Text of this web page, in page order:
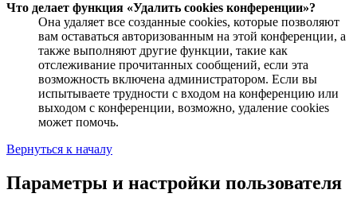
Что делает функция «Удалить cookies конференции»?
Она удаляет все созданные cookies, которые позволяют
вам оставаться авторизованным на этой конференции, а
также выполняют другие функции, такие как
отслеживание прочитанных сообщений, если эта
возможность включена администратором. Если вы
испытываете трудности с входом на конференцию или
выходом с конференции, возможно, удаление cookies
может помочь.
Вернуться к началу
Параметры и настройки пользователя